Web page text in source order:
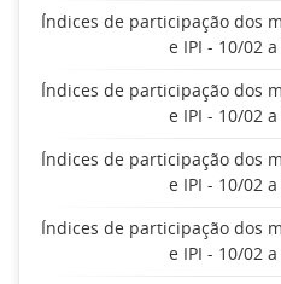
Índices de participação dos
e IPI - 10/02
Índices de participação dos
e IPI - 10/02
Índices de participação dos
e IPI - 10/02
Índices de participação dos
e IPI - 10/02